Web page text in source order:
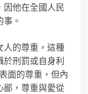
因他在全國人民
。
人的尊重，這種
刑罰或自身利
面的尊重，但內
鄙，尊重與愛從